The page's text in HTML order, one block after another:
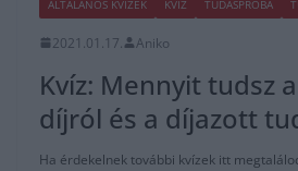
ÁLTALÁNOS KVÍZEK KVÍZ TUDÁSPRÓBA
2021.01.17. Aniko
Kvíz: Mennyit tudsz
díjról és a díjazott
Ha érdekelnek további kvízek itt